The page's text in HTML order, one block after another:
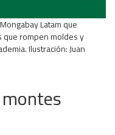
Latam que
que rompen moldes y
Ilustración: Juan